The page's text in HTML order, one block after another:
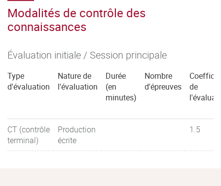
Modalités de contrôle des
connaissances
Évaluation initiale / Session principale
Type
d'évaluation
Nature de
l'évaluation
Durée
(en
minutes)
Nombre
d'épreuves
de
CT (contrôle
terminal)
Production
écrite
1.5